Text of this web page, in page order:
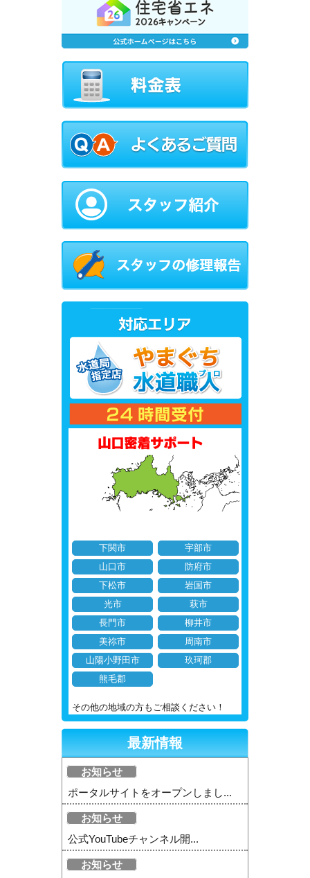
下関市
宇部市
山口市
防府市
下松市
岩国市
光市
萩市
長門市
柳井市
美祢市
周南市
山陽小野田市
玖珂郡
熊毛郡
その他の地域の方もご相談ください！
最新情報
お知らせ
ポータルサイトをオープンしまし...
お知らせ
公式YouTubeチャンネル開...
お知らせ